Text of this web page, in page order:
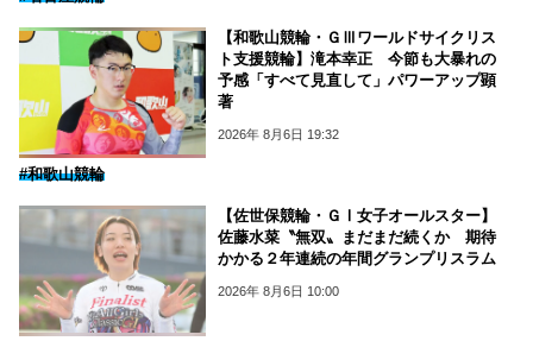
【和歌山競輪・ＧⅢワールドサイクリス
ト支援競輪】滝本幸正 今節も大暴れの
予感「すべて見直して」パワーアップ顕
著
2026年 8月6日 19:32
#和歌山競輪
【佐世保競輪・ＧⅠ女子オールスター】
佐藤水菜〝無双〟まだまだ続くか 期待
かかる２年連続の年間グランプリスラム
2026年 8月6日 10:00